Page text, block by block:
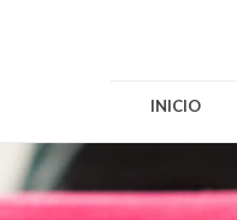
INICIO